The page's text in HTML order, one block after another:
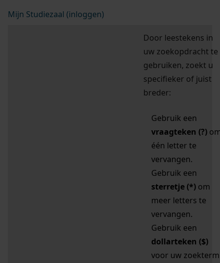
Mijn Studiezaal (inloggen)
Door leestekens in
uw zoekopdracht te
gebruiken, zoekt u
specifieker of juist
breder:
Gebruik een
vraagteken (?)
één letter te
vervangen.
Gebruik een
sterretje (*) om
meer letters te
vervangen.
Gebruik een
dollarteken ($)
voor uw zoekterm